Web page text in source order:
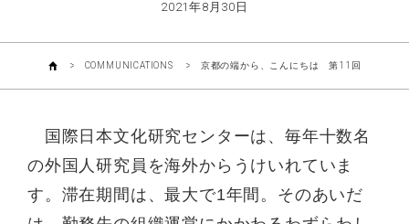
2021年8月30日
COMMUNICATIONS 京都の端から、こんにちは 第11回
国際日本文化研究センターは、毎年十数名
の外国人研究員を海外からうけいれていま
す。滞在期間は、最大で1年間。そのあいだ